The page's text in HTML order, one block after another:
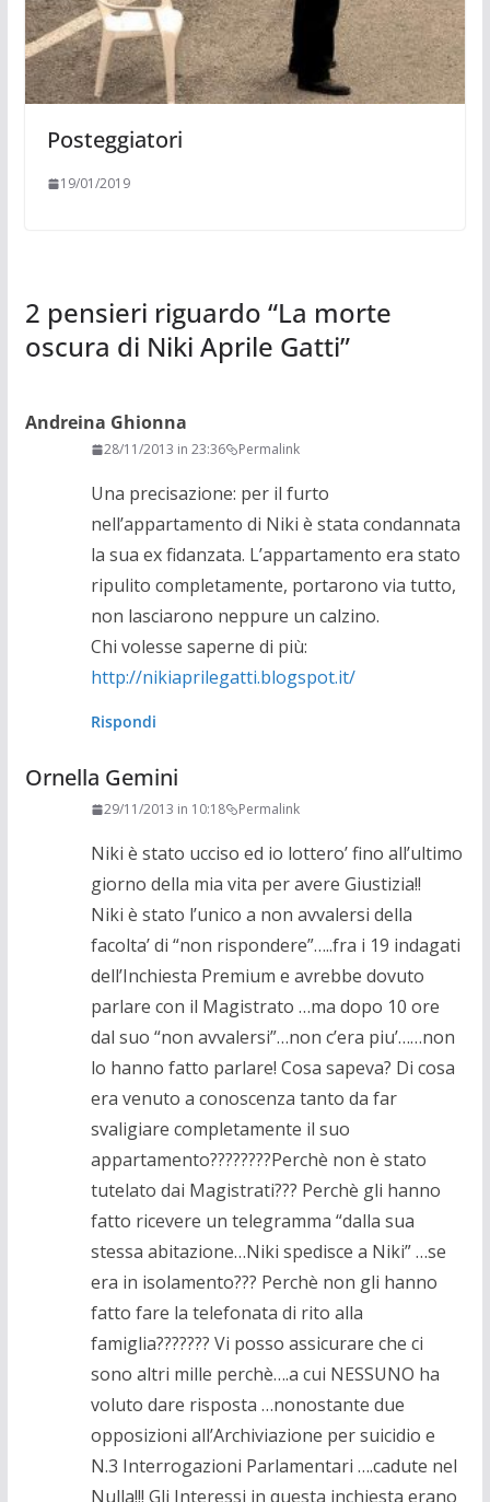
Posteggiatori
19/01/2019
2 pensieri riguardo “La morte
oscura di Niki Aprile Gatti”
Andreina Ghionna
28/11/2013 in 23:36 Permalink
Una precisazione: per il furto
nell’appartamento di Niki è stata condannata
la sua ex fidanzata. L’appartamento era stato
ripulito completamente, portarono via tutto,
non lasciarono neppure un calzino.
Chi volesse saperne di più:
http://nikiaprilegatti.blogspot.it/
Rispondi
Ornella Gemini
29/11/2013 in 10:18 Permalink
Niki è stato ucciso ed io lottero’ fino all’ultimo
giorno della mia vita per avere Giustizia!!
Niki è stato l’unico a non avvalersi della
facolta’ di “non rispondere”…..fra i 19 indagati
dell’Inchiesta Premium e avrebbe dovuto
parlare con il Magistrato …ma dopo 10 ore
dal suo “non avvalersi”…non c’era piu’……non
lo hanno fatto parlare! Cosa sapeva? Di cosa
era venuto a conoscenza tanto da far
svaligiare completamente il suo
appartamento????????Perchè non è stato
tutelato dai Magistrati??? Perchè gli hanno
fatto ricevere un telegramma “dalla sua
stessa abitazione…Niki spedisce a Niki” …se
era in isolamento??? Perchè non gli hanno
fatto fare la telefonata di rito alla
famiglia??????? Vi posso assicurare che ci
sono altri mille perchè….a cui NESSUNO ha
voluto dare risposta …nonostante due
opposizioni all’Archiviazione per suicidio e
N.3 Interrogazioni Parlamentari ….cadute nel
Nulla!!! Gli Interessi in questa inchiesta erano